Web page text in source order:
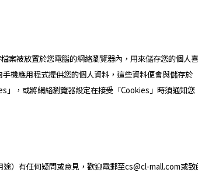
被放置於您電腦的網絡瀏覽器內，用來儲存您的個人
機應用程式提供您的個人資料，這些資料便會與儲存
，或將網絡瀏覽器設定在接受「Cookies」時須通知
）有任何疑問或意見，歡迎電郵至cs@cl-mall.com或